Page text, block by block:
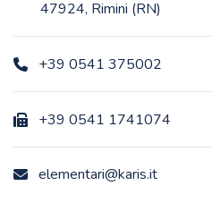
47924, Rimini (RN)
+39 0541 375002
+39 0541 1741074
elementari@karis.it